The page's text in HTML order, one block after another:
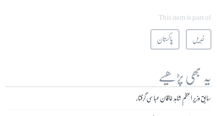
This item is part of
خبریں پاکستان
یہ بھی پڑھیے
سابق وزیرِ اعظم شاہد خاقان عباسی گرفتار